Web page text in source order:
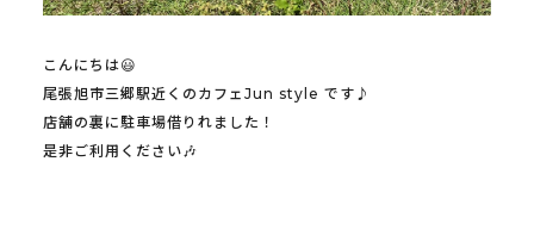
こんにちは😃
尾張旭市三郷駅近くのカフェJun style です♪
店舗の裏に駐車場借りれました！
是非ご利用ください🎶